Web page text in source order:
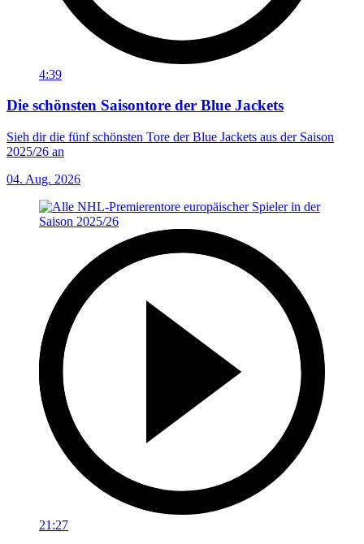
4:39
Die schönsten Saisontore der Blue Jackets
Sieh dir die fünf schönsten Tore der Blue Jackets aus der Saison
2025/26 an
04. Aug. 2026
21:27